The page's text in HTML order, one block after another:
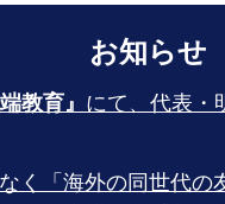
お知らせ
教育』 にて、代表・
く「海外の同世代